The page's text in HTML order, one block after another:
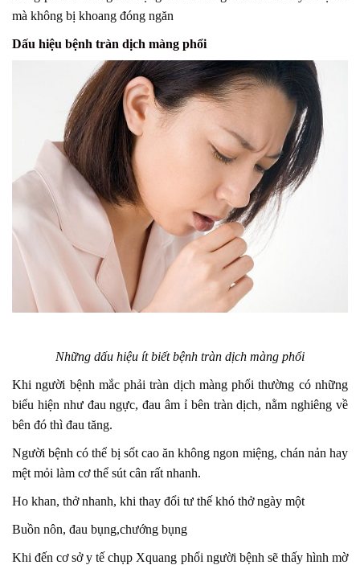
mà không bị khoang đóng ngăn
Dấu hiệu bệnh tràn dịch màng phổi
Những dấu hiệu ít biết bệnh tràn dịch màng phổi
Khi người bệnh mắc phải tràn dịch màng phổi thường có những
biểu hiện như đau ngực, đau âm ỉ bên tràn dịch, nằm nghiêng về
bên đó thì đau tăng.
Người bệnh có thể bị sốt cao ăn không ngon miệng, chán nản hay
mệt mỏi làm cơ thể sút cân rất nhanh.
Ho khan, thở nhanh, khi thay đổi tư thế khó thở ngày một
Buồn nôn, đau bụng,chướng bụng
Khi đến cơ sở y tế chụp Xquang phổi người bệnh sẽ thấy hình mờ